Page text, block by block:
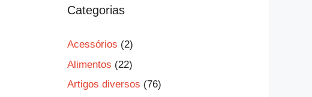
Categorias
Acessórios (2)
Alimentos (22)
Artigos diversos (76)